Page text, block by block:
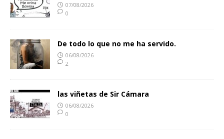
07/08/2026
0
De todo lo que no me ha servido.
06/08/2026
2
las viñetas de Sir Cámara
06/08/2026
0